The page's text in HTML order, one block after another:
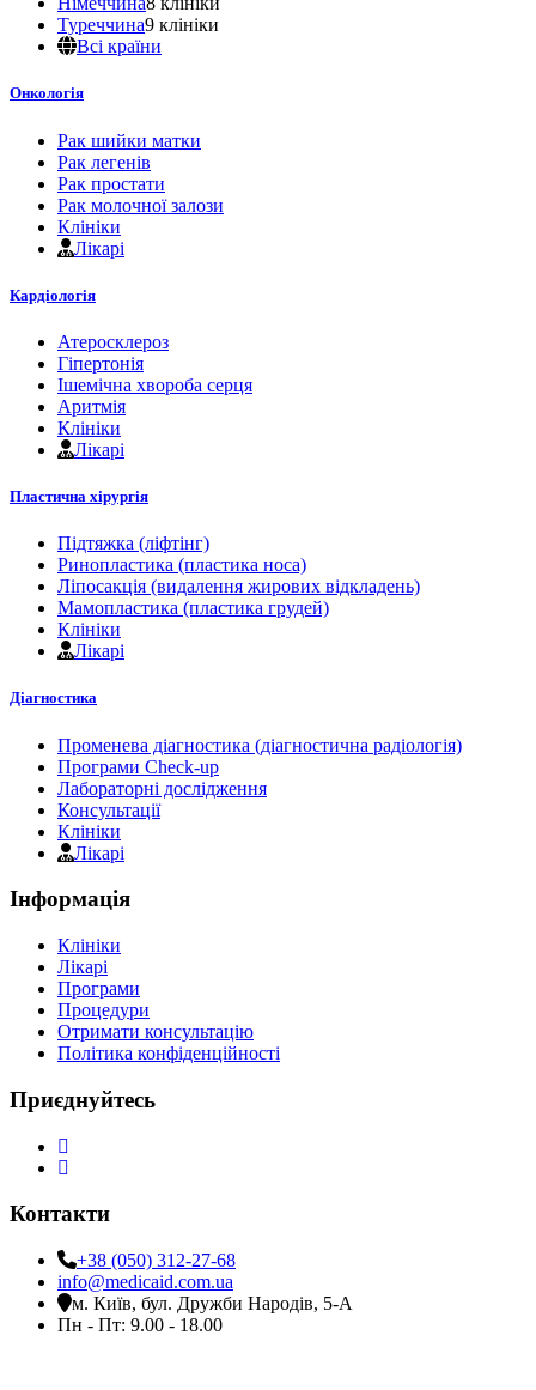
Туреччина9 клініки
Всі країни
Онкологія
Рак шийки матки
Рак легенів
Рак простати
Рак молочної залози
Клініки
Лікарі
Кардіологія
Атеросклероз
Гіпертонія
Ішемічна хвороба серця
Аритмія
Клініки
Лікарі
Пластична хірургія
Підтяжка (ліфтінг)
Ринопластика (пластика носа)
Ліпосакція (видалення жирових відкладень)
Мамопластика (пластика грудей)
Клініки
Лікарі
Діагностика
Променева діагностика (діагностична радіологія)
Програми Check-up
Лабораторні дослідження
Консультації
Клініки
Лікарі
Інформація
Клініки
Лікарі
Програми
Процедури
Отримати консультацію
Політика конфіденційності
Приєднуйтесь
Контакти
+38 (050) 312-27-68
info@medicaid.com.ua
м. Київ, бул. Дружби Народів, 5-А
Пн - Пт: 9.00 - 18.00